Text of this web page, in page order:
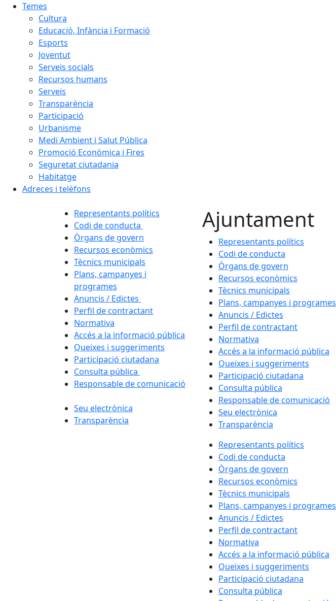
Temes
Cultura
Educació, Infància i Formació
Esports
Joventut
Serveis socials
Recursos humans
Serveis
Transparència
Participació
Urbanisme
Medi Ambient i Salut Pública
Promoció Econòmica i Fires
Seguretat ciutadania
Habitatge
Adreces i telèfons
Representants polítics
Codi de conducta
Òrgans de govern
Recursos econòmics
Tècnics municipals
Plans, campanyes i
programes
Anuncis / Edictes
Perfil de contractant
Normativa
Accés a la informació pública
Queixes i suggeriments
Participació ciutadana
Consulta pública
Responsable de comunicació
Seu electrònica
Transparència
Ajuntament
Representants polítics
Codi de conducta
Òrgans de govern
Recursos econòmics
Tècnics municipals
Plans, campanyes i programes
Anuncis / Edictes
Perfil de contractant
Normativa
Accés a la informació pública
Queixes i suggeriments
Participació ciutadana
Consulta pública
Responsable de comunicació
Seu electrònica
Transparència
Representants polítics
Codi de conducta
Òrgans de govern
Recursos econòmics
Tècnics municipals
Plans, campanyes i programes
Anuncis / Edictes
Perfil de contractant
Normativa
Accés a la informació pública
Queixes i suggeriments
Participació ciutadana
Consulta pública